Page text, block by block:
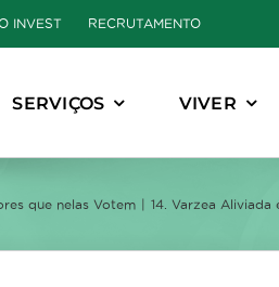
INVEST RECRUTAMENTO
SERVIÇOS VIVER
que nelas Votem 14. Varzea Aliviada